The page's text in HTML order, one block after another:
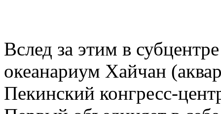
Вслед за этим в
океанариум Хайчан
Пекинский конгресс-